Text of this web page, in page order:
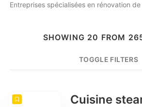
Entreprises spécialisées en rénovation
SHOWING 20 FROM
TOGGLE FILTERS
COUNT SORT BY
Cuisine